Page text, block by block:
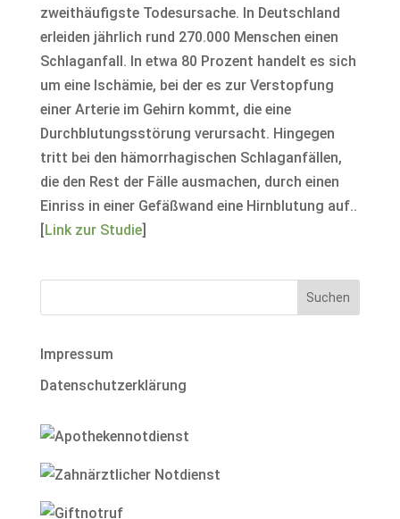
zweithäufigste Todesursache. In Deutschland
erleiden jährlich rund 270.000 Menschen einen
Schlaganfall. In etwa 80 Prozent handelt es sich
um eine Ischämie, bei der es zur Verstopfung
einer Arterie im Gehirn kommt, die eine
Durchblutungsstörung verursacht. Hingegen
tritt bei den hämorrhagischen Schlaganfällen,
die den Rest der Fälle ausmachen, durch einen
Einriss in einer Gefäßwand eine Hirnblutung auf..
[Link zur Studie]
Impressum
Datenschutzerklärung